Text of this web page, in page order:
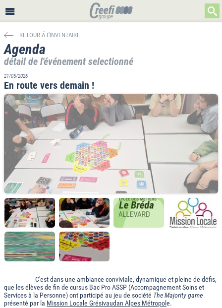
RETOUR Á L'INVENTAIRE
Agenda
détail de l'événement selectionné
21/05/2026
En route vers demain !
C'est dans une ambiance conviviale, dynamique et pleine de défis,
que les élèves de fin de cursus Bac Pro ASSP (Accompagnement Soins et
Services à la Personne) ont participé au jeu de société The Majority game
présenté par la Mission Locale Grésivaudan Alpes Métropole.